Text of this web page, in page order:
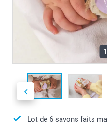
Lot de 6 savons faits